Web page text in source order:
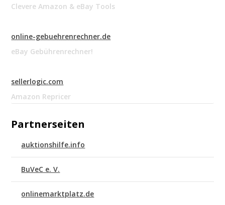
Clevere Amazon & eBay Tools
online-gebuehrenrechner.de
eBay Gebührenrechner!
sellerlogic.com
Amazon Repricer
Partnerseiten
auktionshilfe.info
BuVeC e. V.
onlinemarktplatz.de